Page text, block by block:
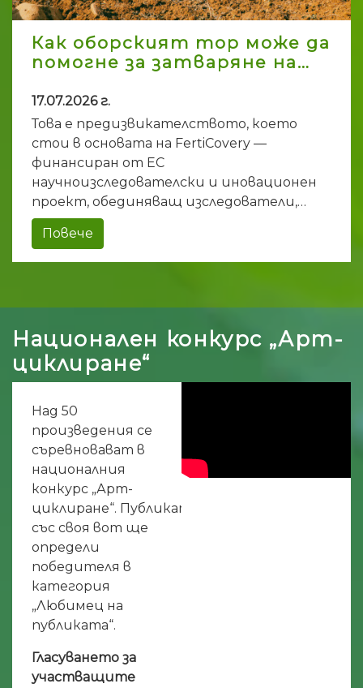
Как оборският тор може да
помогне за затваряне на…
17.07.2026 г.
Това е предизвикателството, което
стои в основата на FertiCovery —
финансиран от ЕС
научноизследователски и иновационен
проект, обединяващ изследователи,…
Повече
Национален конкурс „Арт-
циклиране“
Над 50
произведения се
съревновават в
националния
конкурс „Арт-
циклиране“. Публиката
със своя вот ще
определи
победителя в
категория
„Любимец на
публиката“.
Гласуването за
участващите